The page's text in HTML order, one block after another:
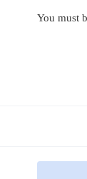
You must